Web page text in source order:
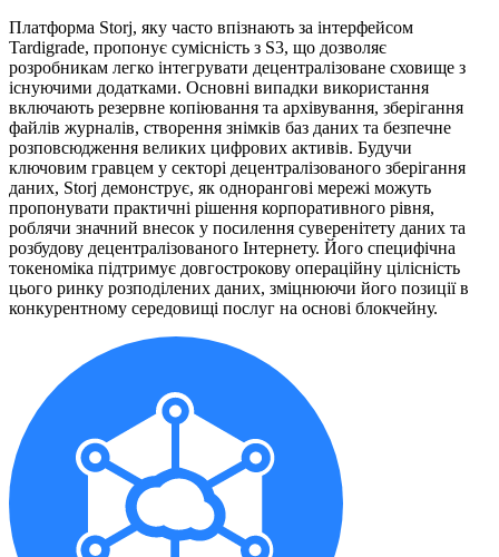
Платформа Storj, яку часто впізнають за інтерфейсом
Tardigrade, пропонує сумісність з S3, що дозволяє
розробникам легко інтегрувати децентралізоване сховище з
існуючими додатками. Основні випадки використання
включають резервне копіювання та архівування, зберігання
файлів журналів, створення знімків баз даних та безпечне
розповсюдження великих цифрових активів. Будучи
ключовим гравцем у секторі децентралізованого зберігання
даних, Storj демонструє, як однорангові мережі можуть
пропонувати практичні рішення корпоративного рівня,
роблячи значний внесок у посилення суверенітету даних та
розбудову децентралізованого Інтернету. Його специфічна
токеноміка підтримує довгострокову операційну цілісність
цього ринку розподілених даних, зміцнюючи його позиції в
конкурентному середовищі послуг на основі блокчейну.